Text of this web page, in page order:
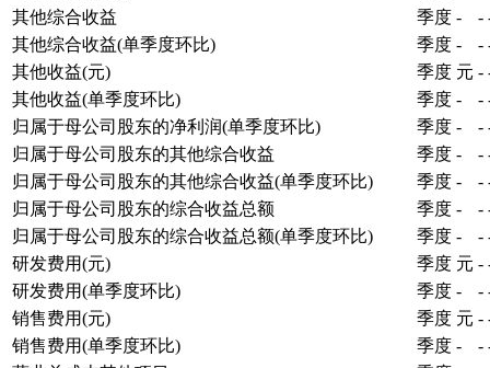
其他综合收益
季度 - -
其他综合收益(单季度环比)
季度 - -
其他收益(元)
季度 元 -
其他收益(单季度环比)
季度 - -
归属于母公司股东的净利润(单季度环比)
季度 - -
归属于母公司股东的其他综合收益
季度 - -
归属于母公司股东的其他综合收益(单季度环比)
季度 - -
归属于母公司股东的综合收益总额
季度 - -
归属于母公司股东的综合收益总额(单季度环比)
季度 - -
研发费用(元)
季度 元 -
研发费用(单季度环比)
季度 - -
销售费用(元)
季度 元 -
销售费用(单季度环比)
季度 - -